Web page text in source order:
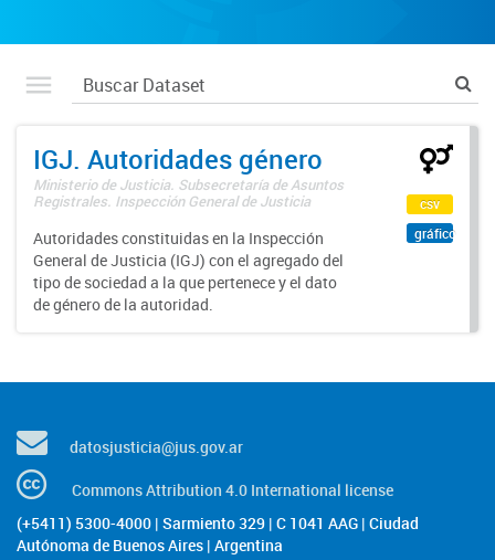
IGJ. Autoridades género
Ministerio de Justicia. Subsecretaría de Asuntos
Registrales. Inspección General de Justicia
Autoridades constituidas en la Inspección
General de Justicia (IGJ) con el agregado del
tipo de sociedad a la que pertenece y el dato
de género de la autoridad.
csv
gráfico
datosjusticia@jus.gov.ar
Commons Attribution 4.0 International license
(+5411) 5300-4000 | Sarmiento 329 | C 1041 AAG | Ciudad
Autónoma de Buenos Aires | Argentina